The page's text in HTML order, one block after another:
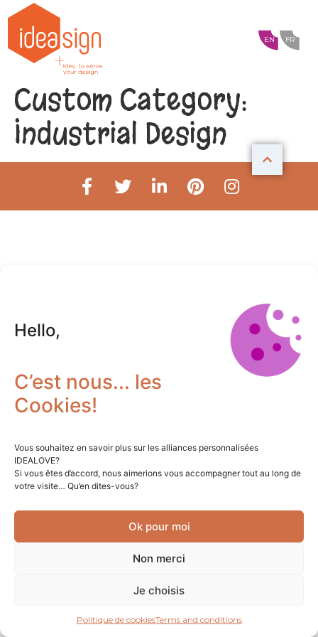
Hello,
C’est nous... les
Cookies!
Vous souhaitez en savoir plus sur les alliances personnalisées
IDEALOVE?
Si vous êtes d’accord, nous aimerions vous accompagner tout au long de
votre visite… Qu’en dites-vous?
Ok pour moi
Non merci
Je choisis
Politique de cookiesTerms and conditions
FR
EN
Custom Category:
Industrial Design